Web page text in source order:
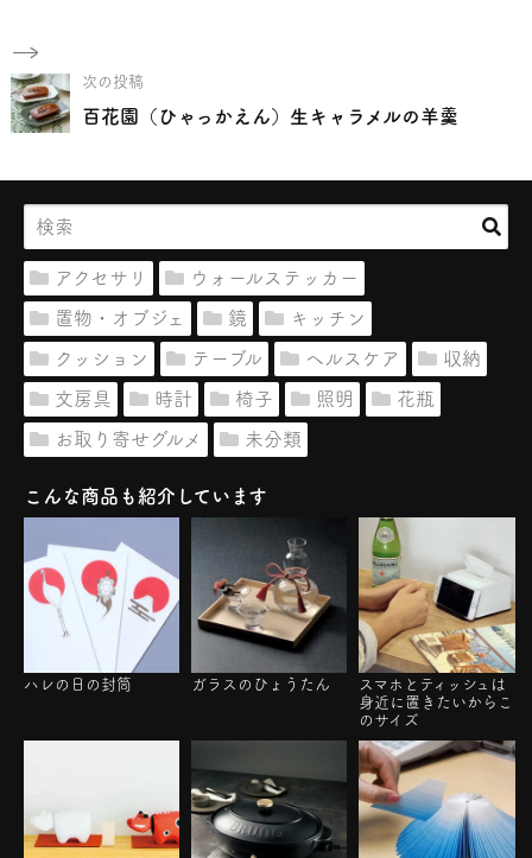
次の投稿
百花園（ひゃっかえん）生キャラメルの羊羹
アクセサリ ウォールステッカー
置物・オブジェ 鏡 キッチン
クッション テーブル ヘルスケア 収納
文房具 時計 椅子 照明 花瓶
お取り寄せグルメ 未分類
こんな商品も紹介しています
ハレの日の封筒 ガラスのひょうたん
スマホとティッシュは
身近に置きたいからこ
のサイズ